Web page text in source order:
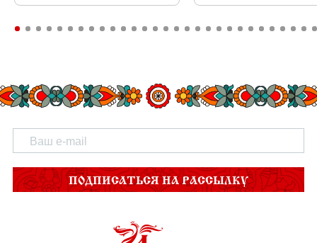
ПОДПИСАТЬСЯ НА РАССЫЛКУ